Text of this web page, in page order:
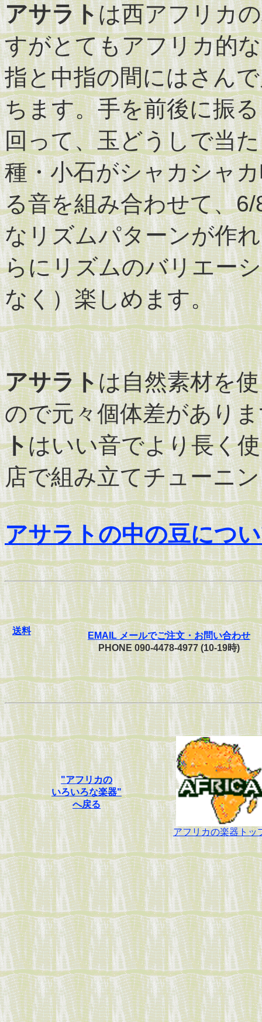
アサラトは西アフリカ
すがとてもアフリカ的
指と中指の間にはさん
ちます。手を前後に振
回って、玉どうしで当
種・小石がシャカシャ
る音を組み合わせて、
なリズムパターンが作
らにリズムのバリエー
なく）楽しめます。
アサラトは自然素材を
ので元々個体差があり
トはいい音でより長く
店で組み立てチューニ
アサラトの中の豆につ
送料
EMAIL メールでご注文・お問い合わせ
PHONE 090-4478-4977 (10-19時)
"アフリカの
いろいろな楽器"
へ戻る
アフリカの楽器トッ